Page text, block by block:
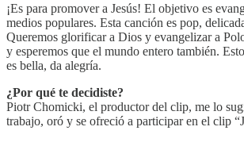
¡Es para promover a Jesús! El objetivo es
medios populares. Esta canción es pop,
Queremos glorificar a Dios y evangelizar a
y esperemos que el mundo entero también.
es bella, da alegría.
¿Por qué te decidiste?
Piotr Chomicki, el productor del clip, me lo
trabajo, oró y se ofreció a participar en el clip